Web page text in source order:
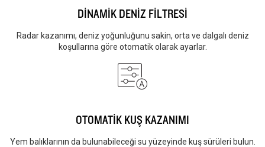
DİNAMİK DENİZ FİLTRESİ
Radar kazanımı, deniz yoğunluğunu sakin, orta ve dalgalı deniz
koşullarına göre otomatik olarak ayarlar.
OTOMATİK KUŞ KAZANIMI
Yem balıklarının da bulunabileceği su yüzeyinde kuş sürüleri bulun.